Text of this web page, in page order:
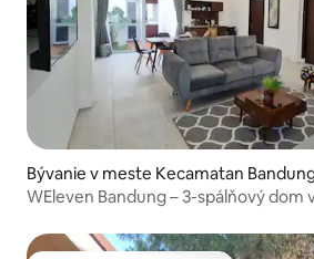
Bývanie v meste Kecamatan
WEleven Bandung – 3-spálňový dom